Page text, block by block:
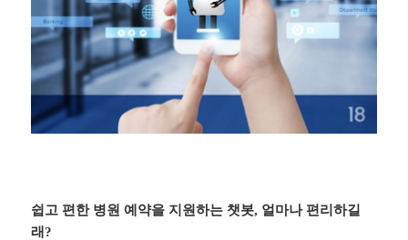
쉽고 편한 병원 예약을 지원하는 챗봇, 얼마나 편리하길
래?